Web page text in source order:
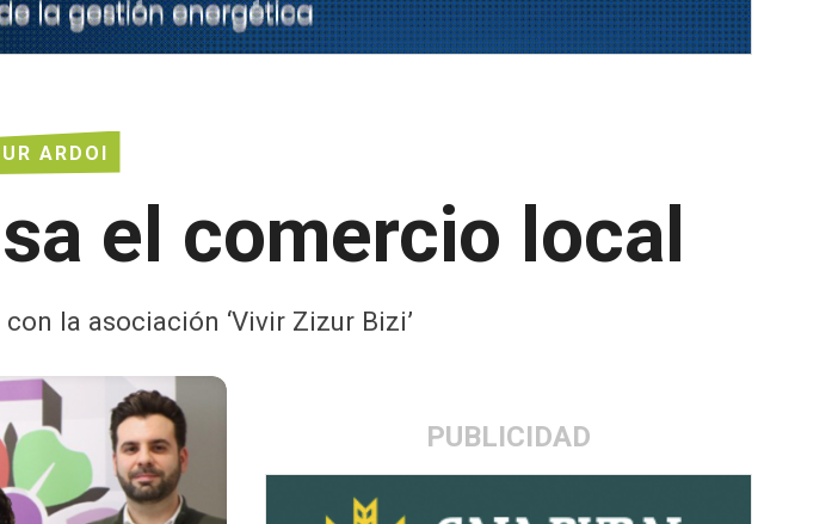
ARDOI
el comercio local
la asociación ‘Vivir Zizur Bizi’
PUBLICIDAD